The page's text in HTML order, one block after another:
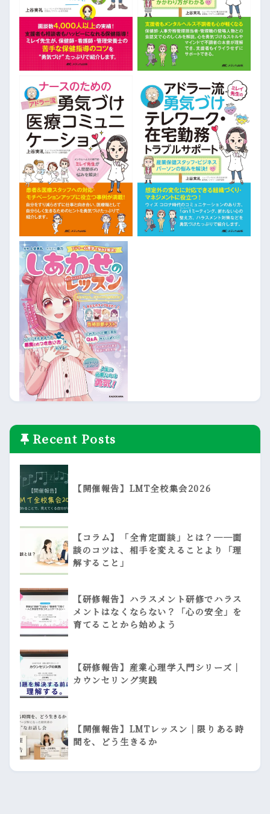
Recent Posts
【開催報告】LMT全校集会2026
【コラム】「全肯定面談」とは？──面
談のコツは、相手を変えることより「理
解すること」
【研修報告】ハラスメント研修でハラス
メントはなくならない？「心の安全」を
育てることから始めよう
【研修報告】産業心理学入門シリーズ｜
カウンセリング実践
【開催報告】LMTレッスン｜限りある時
間を、どう生きるか